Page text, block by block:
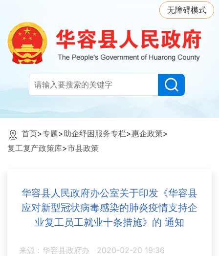
无障碍模式
首页>专题>助企纾困服务专栏>惠企政策>
复工复产政策库>市县政策
华容县人民政府办公室关于印发《华容县
应对新型冠状病毒感染的肺炎疫情支持企
业复工员工就业十条措施》的 通知
来源：华容县政府办
2020-02-20 19:36